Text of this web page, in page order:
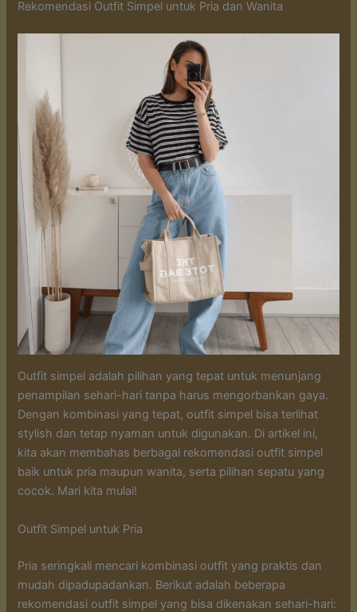
Rekomendasi Outfit Simpel untuk Pria dan Wanita
Outfit simpel adalah pilihan yang tepat untuk menunjang
penampilan sehari-hari tanpa harus mengorbankan gaya.
Dengan kombinasi yang tepat, outfit simpel bisa terlihat
stylish dan tetap nyaman untuk digunakan. Di artikel ini,
kita akan membahas berbagai rekomendasi outfit simpel
baik untuk pria maupun wanita, serta pilihan sepatu yang
cocok. Mari kita mulai!
Outfit Simpel untuk Pria
Pria seringkali mencari kombinasi outfit yang praktis dan
mudah dipadupadankan. Berikut adalah beberapa
rekomendasi outfit simpel yang bisa dikenakan sehari-hari: